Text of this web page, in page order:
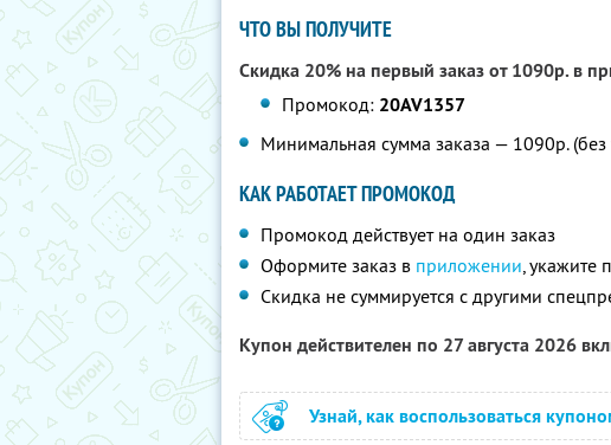
ЧТО ВЫ ПОЛУЧИТЕ
Скидка 20% на первый заказ от 1090р. в
Промокод: 20AV1357
Минимальная сумма заказа — 1090р. (без
КАК РАБОТАЕТ ПРОМОКОД
Промокод действует на один заказ
Оформите заказ в приложении, укажите
Скидка не суммируется с другими
Купон действителен по 27 августа 2026
Узнай, как воспользоваться